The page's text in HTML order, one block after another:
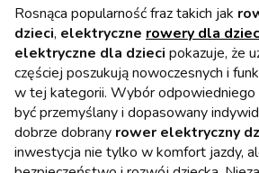
Rosnąca popularność fraz takich jak
dzieci, elektryczne rowery dla
elektryczne dla dzieci pokazuje, że
częściej poszukują nowoczesnych i
w tej kategorii. Wybór odpowiedniego
być przemyślany i dopasowany
dobrze dobrany rower elektryczny
inwestycja nie tylko w komfort jazdy,